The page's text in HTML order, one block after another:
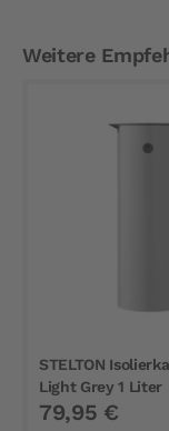
Weitere
STELTON
Light Grey 1 Liter
79,95 €